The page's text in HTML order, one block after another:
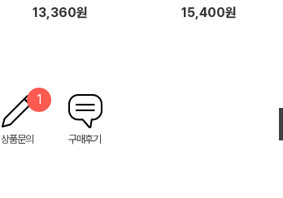
13,360원
핑백 증정)
15,400원
상품문의
1
구매후기